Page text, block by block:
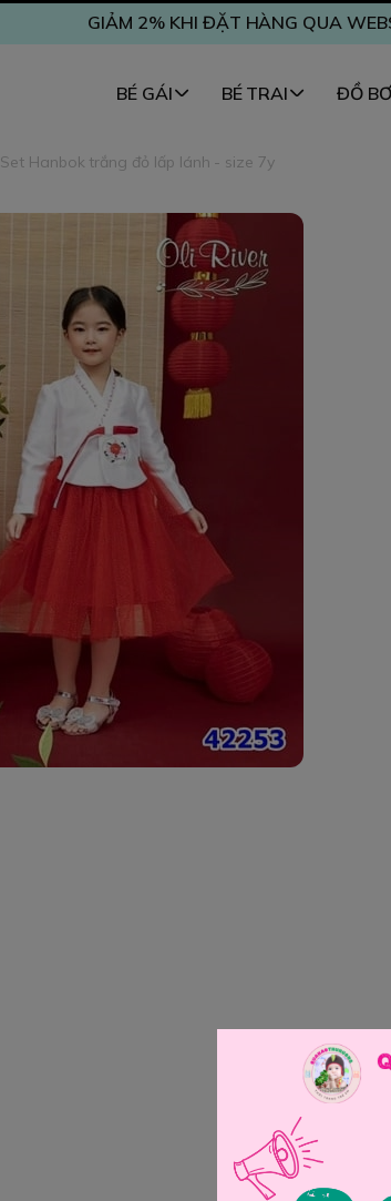
GIẢM 2% KHI ĐẶT HÀNG QUA
BÉ GÁI BÉ TRAI ĐỒ
Set Hanbok trắng đỏ lấp lánh - size 7y